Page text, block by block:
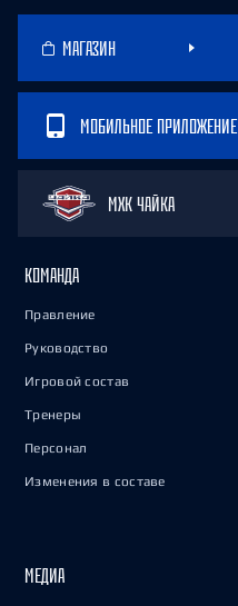
МАГАЗИН
МОБИЛЬНОЕ ПРИЛОЖЕНИЕ
МХК ЧАЙКА
КОМАНДА
Правление
Руководство
Игровой состав
Тренеры
Персонал
Изменения в составе
МЕДИА